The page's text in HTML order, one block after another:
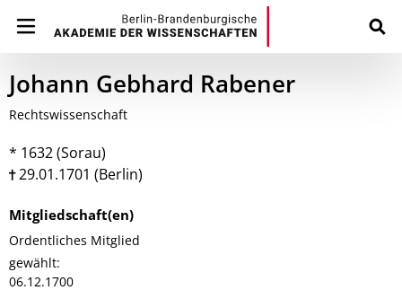
Johann Gebhard Rabener
Rechtswissenschaft
* 1632 (Sorau)
29.01.1701 (Berlin)
Mitgliedschaft(en)
Ordentliches Mitglied
gewählt:
06.12.1700